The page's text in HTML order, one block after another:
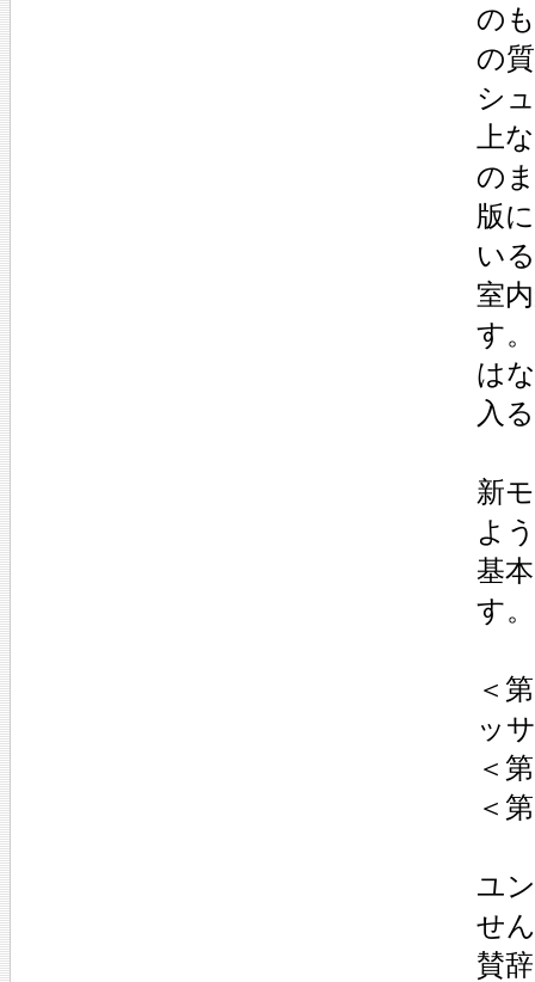
の
の
シ
上
の
版
い
室
す
は
入
新
よ
基
す。
＜
ッ
＜
＜
ユ
せ
賛